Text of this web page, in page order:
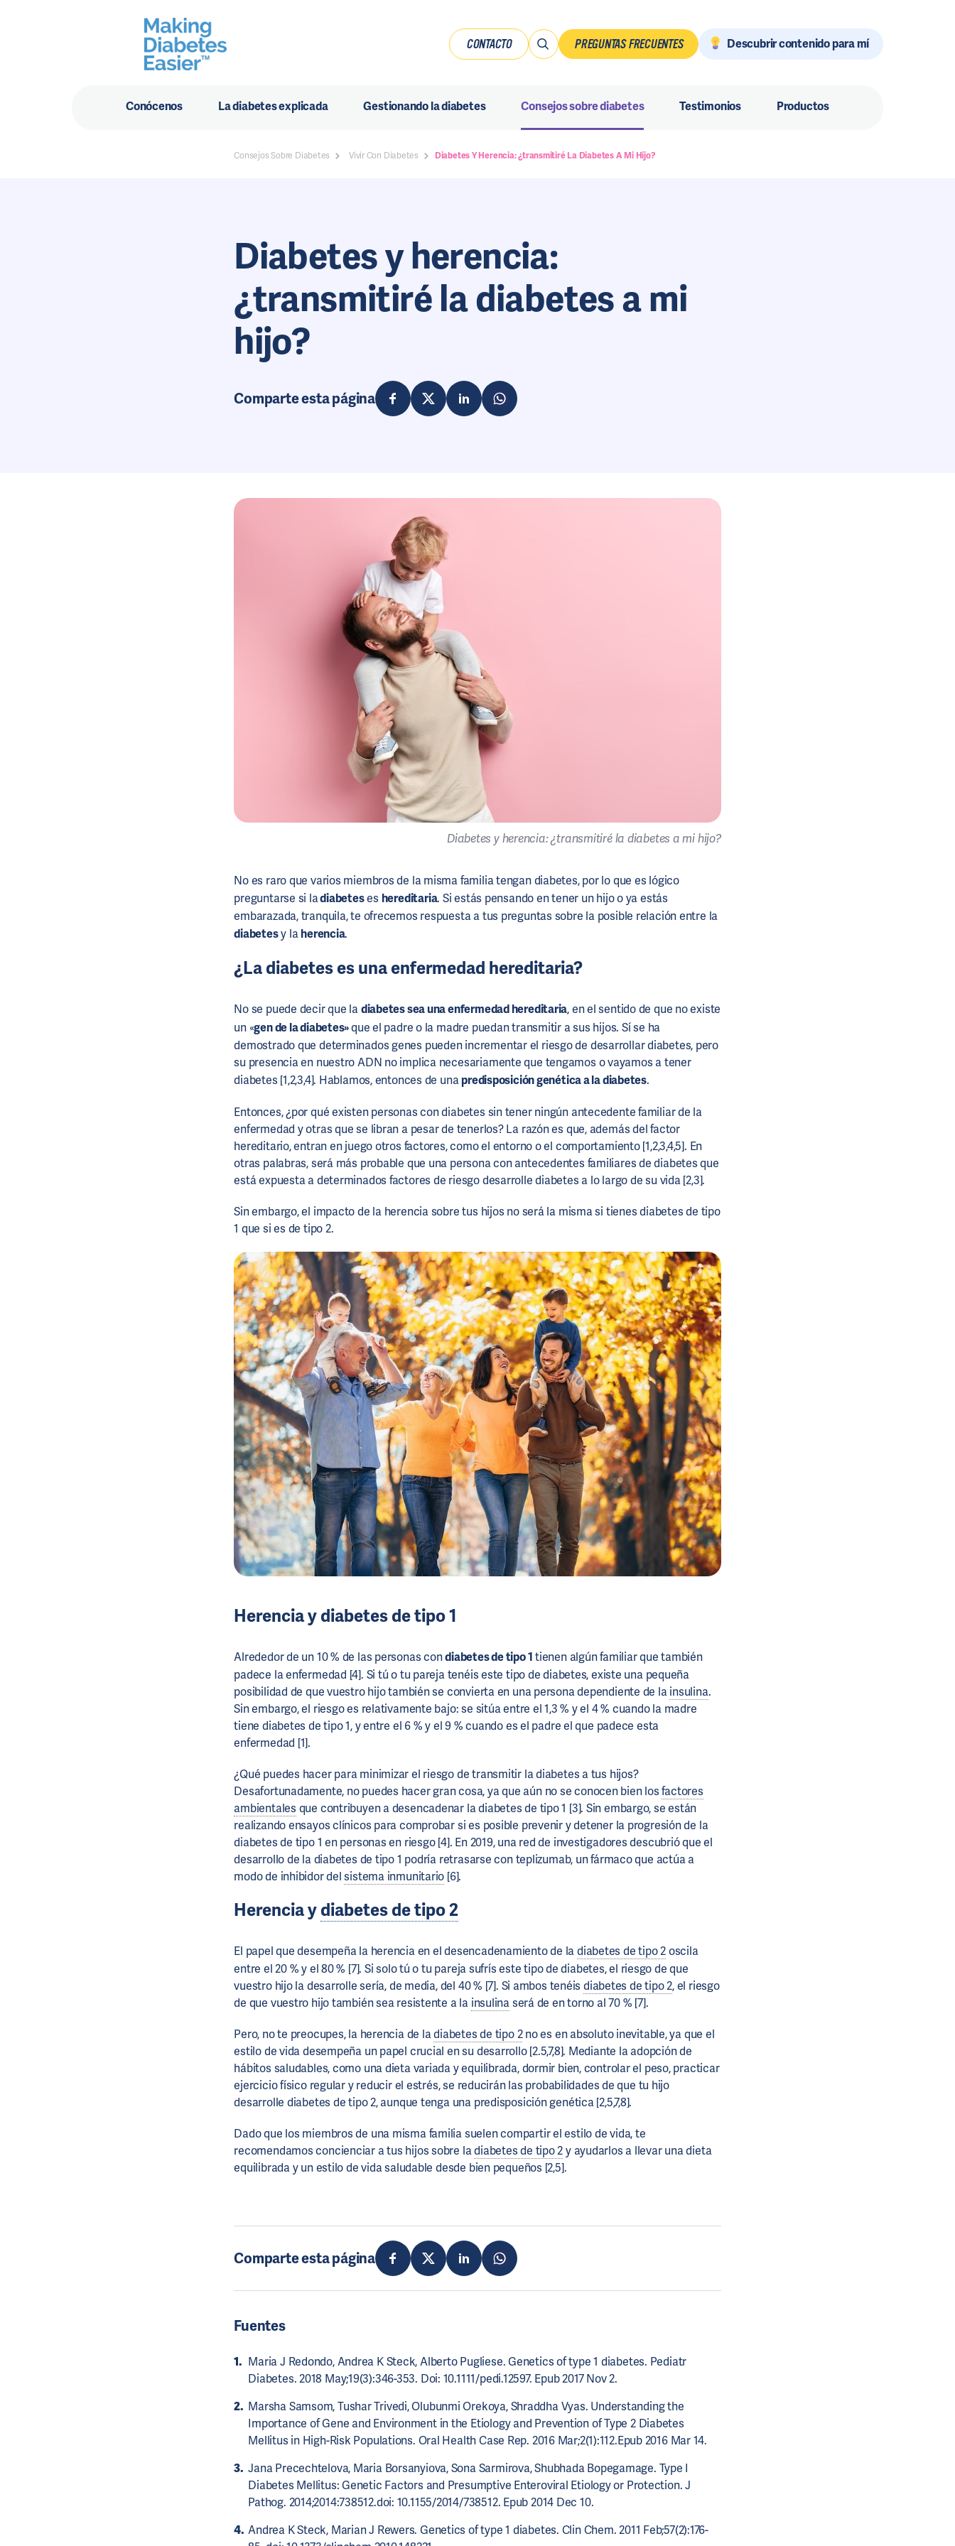
CONTACTO PREGUNTAS FRECUENTES Descubrir contenido para mí
Conócenos La diabetes explicada Gestionando la diabetes Consejos sobre diabetes Testimonios Productos
Consejos Sobre Diabetes Vivir Con Diabetes Diabetes Y Herencia: ¿transmitiré La Diabetes A Mi Hijo?
Diabetes y herencia:
¿transmitiré la diabetes a mi
hijo?
Comparte esta página
Diabetes y herencia: ¿transmitiré la diabetes a mi hijo?
No es raro que varios miembros de la misma familia tengan diabetes, por lo que es lógico
preguntarse si ladiabeteses hereditaria. Si estás pensando en tener un hijo o ya estás
embarazada, tranquila, te ofrecemos respuesta a tus preguntas sobre la posible relación entre la
diabetesy laherencia.
¿La diabetes es una enfermedad hereditaria?
No se puede decir que ladiabetes sea una enfermedad hereditaria, en el sentido de que no existe
un «gen de la diabetes»que el padre o la madre puedan transmitir a sus hijos. Sí se ha
demostrado que determinados genes pueden incrementar el riesgo de desarrollar diabetes, pero
su presencia en nuestro ADN no implica necesariamente que tengamos o vayamos a tener
diabetes [1,2,3,4]. Hablamos, entonces de unapredisposición genética a la diabetes.
Entonces, ¿por qué existen personas con diabetes sin tener ningún antecedente familiar de la
enfermedad y otras que se libran a pesar de tenerlos? La razón es que, además del factor
hereditario, entran en juego otros factores, como el entorno o el comportamiento [1,2,3,4,5]. En
otras palabras, será más probable que una persona con antecedentes familiares de diabetes que
está expuesta a determinados factores de riesgo desarrolle diabetes a lo largo de su vida [2,3].
Sin embargo, el impacto de la herencia sobre tus hijos no será la misma si tienes diabetes de tipo
1 que si es de tipo 2.
Herencia y diabetes de tipo 1
Alrededor de un 10 % de las personas condiabetes de tipo 1tienen algún familiar que también
padece la enfermedad [4]. Si tú o tu pareja tenéis este tipo de diabetes, existe una pequeña
posibilidad de que vuestro hijo también se convierta en una persona dependiente de lainsulina.
Sin embargo, el riesgo es relativamente bajo: se sitúa entre el 1,3 % y el 4 % cuando la madre
tiene diabetes de tipo 1, y entre el 6 % y el 9 % cuando es el padre el que padece esta
enfermedad [1].
¿Qué puedes hacer para minimizar el riesgo de transmitir la diabetes a tus hijos?
Desafortunadamente, no puedes hacer gran cosa, ya que aún no se conocen bien losfactores
ambientales que contribuyen a desencadenar la diabetes de tipo 1 [3]. Sin embargo, se están
realizando ensayos clínicos para comprobar si es posible prevenir y detener la progresión de la
diabetes de tipo 1 en personas en riesgo [4]. En 2019, una red de investigadores descubrió que el
desarrollo de la diabetes de tipo 1 podría retrasarse con teplizumab, un fármaco que actúa a
modo de inhibidor delsistema inmunitario [6].
Herencia ydiabetes de tipo 2
El papel que desempeña la herencia en el desencadenamiento de ladiabetes de tipo 2oscila
entre el 20 % y el 80 % [7]. Si solo tú o tu pareja sufrís este tipo de diabetes, el riesgo de que
vuestro hijo la desarrolle sería, de media, del 40 % [7]. Si ambos tenéisdiabetes de tipo 2, el riesgo
de que vuestro hijo también sea resistente a la insulinaserá de en torno al 70 % [7].
Pero, no te preocupes, la herencia de ladiabetes de tipo 2no es en absoluto inevitable, ya que el
estilo de vida desempeña un papel crucial en su desarrollo [2.5,7,8]. Mediante la adopción de
hábitos saludables, como una dieta variada y equilibrada, dormir bien, controlar el peso, practicar
ejercicio físico regular y reducir el estrés, se reducirán las probabilidades de que tu hijo
desarrolle diabetes de tipo 2, aunque tenga una predisposición genética [2,5,7,8].
Dado que los miembros de una misma familia suelen compartir el estilo de vida, te
recomendamos concienciar a tus hijos sobre ladiabetes de tipo 2y ayudarlos a llevar una dieta
equilibrada y un estilo de vida saludable desde bien pequeños [2,5].
Comparte esta página
Fuentes
Maria J Redondo, Andrea K Steck, Alberto Pugliese. Genetics of type 1 diabetes. Pediatr
Diabetes. 2018 May;19(3):346-353. Doi: 10.1111/pedi.12597. Epub 2017 Nov 2.
Marsha Samsom, Tushar Trivedi, Olubunmi Orekoya, Shraddha Vyas. Understanding the
Importance of Gene and Environment in the Etiology and Prevention of Type 2 Diabetes
Mellitus in High-Risk Populations. Oral Health Case Rep. 2016 Mar;2(1):112.Epub 2016 Mar 14.
Jana Precechtelova, Maria Borsanyiova, Sona Sarmirova, Shubhada Bopegamage. Type I
Diabetes Mellitus: Genetic Factors and Presumptive Enteroviral Etiology or Protection. J
Pathog. 2014;2014:738512.doi: 10.1155/2014/738512. Epub 2014 Dec 10.
Andrea K Steck, Marian J Rewers. Genetics of type 1 diabetes. Clin Chem. 2011 Feb;57(2):176-